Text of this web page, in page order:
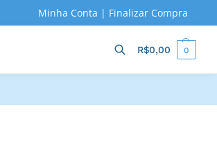
Minha Conta | Finalizar Compra
R$0,00 0